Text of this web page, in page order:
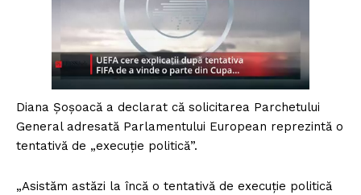
Diana Șoșoacă a declarat că solicitarea Parchetului
General adresată Parlamentului European reprezintă o
tentativă de „execuție politică”.
„Asistăm astăzi la încă o tentativă de execuție politică